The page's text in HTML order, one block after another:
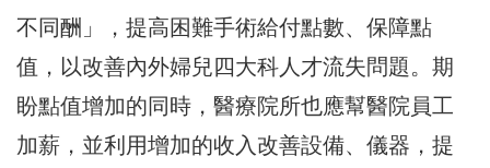
不同酬」，提高困難手術給付點數、保障點
值，以改善內外婦兒四大科人才流失問題。期
盼點值增加的同時，醫療院所也應幫醫院員工
加薪，並利用增加的收入改善設備、儀器，提